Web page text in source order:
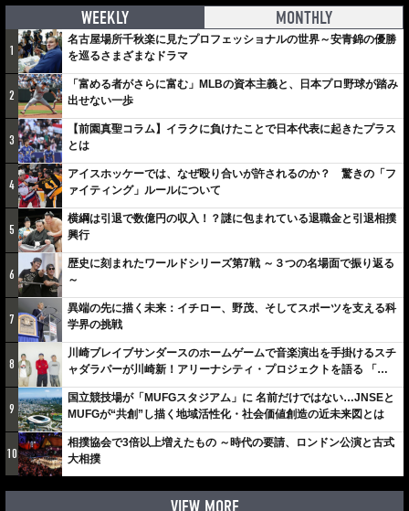
WEEKLY MONTHLY
1
名古屋場所千秋楽に見たプロフェッショナルの世界～安青錦の優勝
を巡るさまざまなドラマ
2
「富める者がさらに富む」MLBの資本主義と、日本プロ野球が踏み
出せない一歩
3
【前園真聖コラム】イラクに負けたことで日本代表に起きたプラス
とは
4
アイスホッケーでは、なぜ殴り合いが許されるのか？ 驚きの「フ
ァイティング」ルールについて
5
横綱は引退で数億円の収入！？謎に包まれている退職金と引退相撲
興行
6
歴史に刻まれたワールドシリーズ第7戦 ～３つの名場面で振り返る
～
7
異端の先に描く未来：イチロー、野茂、そしてスポーツを支える科
学界の挑戦
8
川崎ブレイブサンダースのホームゲームで音楽演出を手掛けるスチ
ャダラパーが川崎新！アリーナシティ・プロジェクトを語る 「楽
しみでしかないでしょ。川崎は、ずっと成長曲線だから」
9
国立競技場が「MUFGスタジアム」に 名前だけではない…JNSEと
MUFGが“共創”し描く地域活性化・社会価値創造の近未来図とは
10
相撲協会で3倍以上増えたもの ～時代の要請、ロンドン公演と古式
大相撲
VIEW MORE